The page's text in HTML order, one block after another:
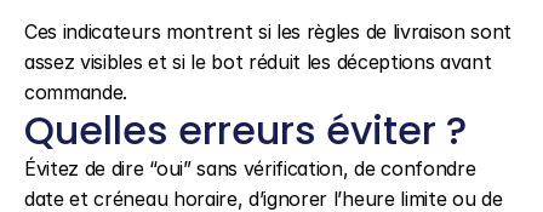
Ces indicateurs montrent si les règles de livraison sont
assez visibles et si le bot réduit les déceptions avant
commande.
Quelles erreurs éviter ?
Évitez de dire “oui” sans vérification, de confondre
date et créneau horaire, d’ignorer l’heure limite ou de